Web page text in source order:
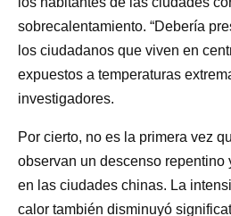
sobrecalentamiento. “Debería
los ciudadanos que viven en
expuestos a temperaturas
investigadores.
Por cierto, no es la primera vez
observan un descenso repentino
en las ciudades chinas. La
calor también disminuyó